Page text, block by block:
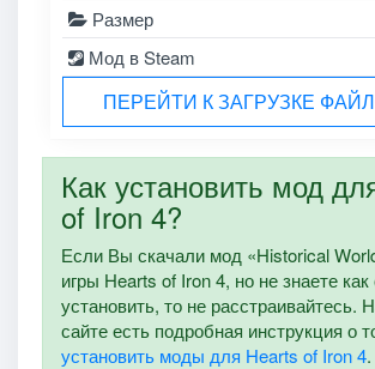
Размер
Мод в Steam
ПЕРЕЙТИ К ЗАГРУЗКЕ
Как установить мод
of Iron 4?
Если Вы скачали мод «Historical
игры Hearts of Iron 4, но не знаете как
установить, то не расстраивайтесь.
сайте есть подробная инструкция о
установить моды для Hearts of Iron 4.